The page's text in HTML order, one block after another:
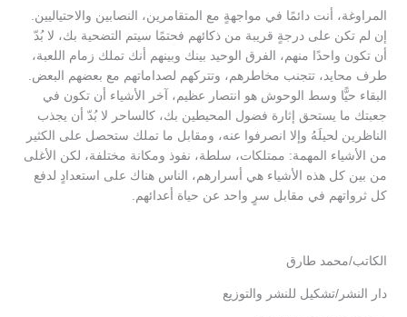
المراوغة، أنت دائمًا في مواجهةٍ مع المتقامرين، النصابين والاحتياليين.
إن لم تكن على درجةٍ قريبة من ذكائهم فحتمًا سيتم التضحية بك، لا بُدّ
أن تكون واحدًا منهم، الفرق الوحيد بينك وبينهم أنك تملك زمام اللعبة،
طرف محايد، تتجنب مخاطرهم، وتتركهم لصداماتهم مع بعضهم البعض.
البقاء حيًّا وسط الوحوش هو انتصار عظيم، آخر الأشياء أن تكون في
جعبتك ما يستحق إثارة فضول المحيطين بك، كالساحر لا بُدّ أن يجذب
الناظرين لحيلَهُ وإلا انصرفوا عنه، ومقابل ما تملك ستحصل على الكثير
من الأشياء المهمة: ممتلكات، سلطة، نفوذ ومكانة مختلفة، لكن الأغلى
من بين كل هذه الأشياء هي أسرارهم، الناس هناك على استعدادٍ لدفع
كل ثرواتهم في مقابل سرٍ واحد عن حياة أعدائهم.
الكاتب/محمد طارق
دار النشر/تشكيل للنشر والتوزيع